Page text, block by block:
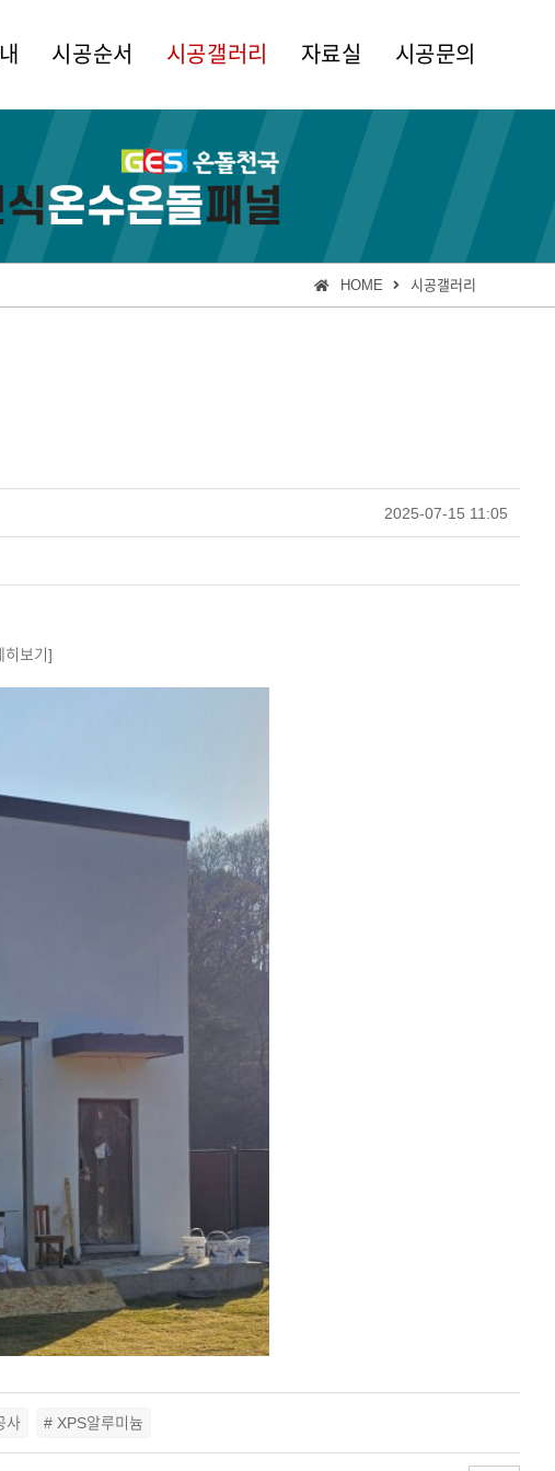
시공순서 시공갤러리 자료실 시공문의
HOME 시공갤러리
2025-07-15 11:05
히보기]
사 # XPS알루미늄